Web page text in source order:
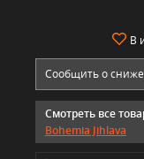
В
Сообщить о
Смотреть все
Bohemia Jihlava